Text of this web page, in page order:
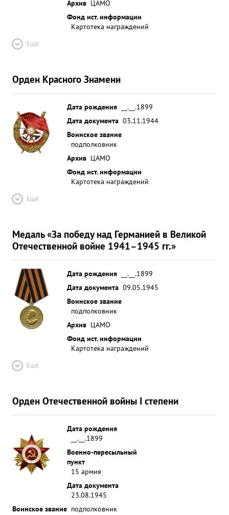
Архив ЦАМО
Фонд ист. информации
Картотека награждений
Ещё
Орден Красного Знамени
Дата рождения
__.__.1899
Дата документа 03.11.1944
Воинское звание
подполковник
Архив ЦАМО
Фонд ист. информации
Картотека награждений
Ещё
Медаль «За победу над Германией в Великой
Отечественной войне 1941–1945 гг.»
Дата рождения
__.__.1899
Дата документа 09.05.1945
Воинское звание
подполковник
Архив ЦАМО
Фонд ист. информации
Картотека награждений
Ещё
Орден Отечественной войны I степени
Дата рождения
__.__.1899
Военно-пересыльный
пункт
15 армия
Дата документа
23.08.1945
Воинское звание подполковник